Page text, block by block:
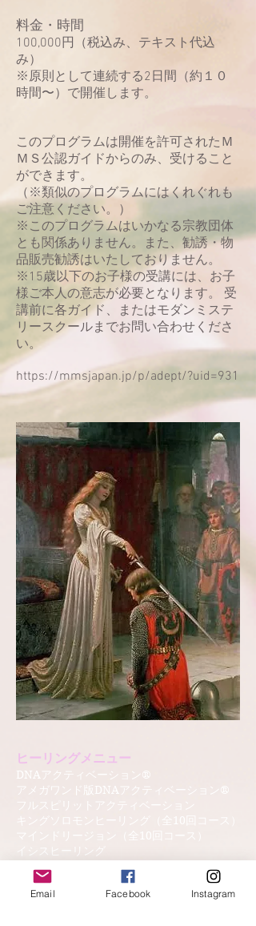
料金・時間
100,000円（税込み、テキスト代込
み）
※原則として連続する2日間（約１０
時間〜）で開催します。
このプログラムは開催を許可されたＭ
ＭＳ公認ガイドからのみ、受けること
ができます。
（※類似のプログラムにはくれぐれも
ご注意ください。）
※このプログラムはいかなる宗教団体
とも関係ありません。また、勧誘・物
品販売勧誘はいたしておりません。
※15歳以下のお子様の受講には、お子
様ご本人の意志が必要となります。 受
講前に各ガイド、またはモダンミステ
リースクールまでお問い合わせくださ
い。
https://mmsjapan.jp/p/adept/?uid=931
ヒーリングメニュー
DNAアクティベーション®
アメガワンド版 DNAアクティベーション®
フルスピリットアクティベーション
キングソロモンヒーリング（全10回コース）
イシスヒーリング
ラープロテクションリチュア
エンソフィックレイヒーリング
エンソフィックレイキ（対面・遠隔）
Email Facebook Instagram